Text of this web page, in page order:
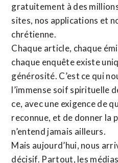
gratuitement à des
sites, nos applications et
chrétienne.
Chaque article, chaque
chaque enquête existe
générosité. C’est ce qui
l’immense soif spirituelle
ce, avec une exigence de
reconnue, et de donner la
n’entend jamais ailleurs.
Mais aujourd’hui, nous
décisif. Partout, les